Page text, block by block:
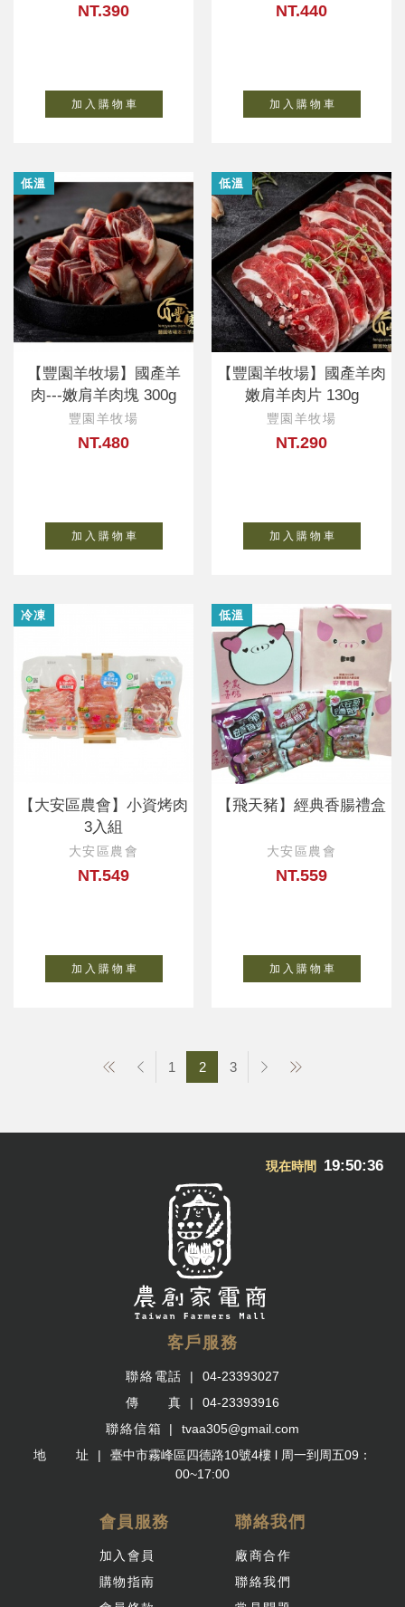
NT.390
加 入 購 物 車
NT.440
加 入 購 物 車
低溫
【豐園羊牧場】國產羊
肉---嫩肩羊肉塊 300g
豐園羊牧場
NT.480
加 入 購 物 車
低溫
【豐園羊牧場】國產羊肉
嫩肩羊肉片 130g
豐園羊牧場
NT.290
加 入 購 物 車
冷凍
【大安區農會】小資烤肉
3入組
大安區農會
NT.549
加 入 購 物 車
低溫
【飛天豬】經典香腸禮盒
大安區農會
NT.559
加 入 購 物 車
1 2 3
現在時間 19:50:37
客戶服務
聯絡電話
04-23393027
傳 真
04-23393916
聯絡信箱
tvaa305@gmail.com
地 址
臺中市霧峰區四德路10號4樓 l 周一到周五09：
00~17:00
會員服務
加入會員
購物指南
聯絡我們
廠商合作
聯絡我們